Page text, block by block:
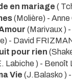
en mariage (
(Molière) -
(Marivaux )
- David
pour rien
Labiche ) - Benoît
Vie (J.Balasko )